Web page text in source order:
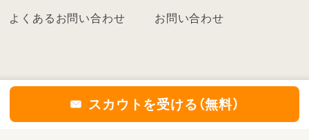
スカウトを受ける（無料）
こ
ち
よくあるお問い合わせ お問い合わせ